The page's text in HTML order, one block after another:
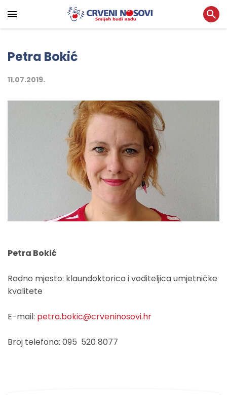
Petra Bokić
11.07.2019.
Petra Bokić
Radno mjesto: klaundoktorica i voditeljica umjetničke
kvalitete
E-mail: petra.bokic@crveninosovi.hr
Broj telefona: 095 520 8077